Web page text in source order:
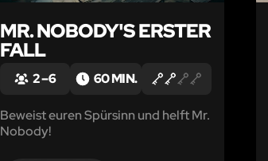
MR. NOBODY'S ERSTER
FALL
2 – 6 60 MIN.
Beweist euren Spürsinn und helft Mr.
Nobody!